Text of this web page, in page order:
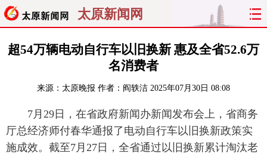
太原新闻网
首页 聚焦 太原 山西
旅游 理财 政务 教育
超54万辆电动自行车以旧换新 惠及全省52.6万
名消费者
来源： 太原晚报 作者：阎轶洁 2025年07月30日 08:08
7月29日，在省政府新闻办新闻发布会上，省商务
厅总经济师付春华通报了电动自行车以旧换新政策实
施成效。截至7月27日，全省通过以旧换新累计淘汰老